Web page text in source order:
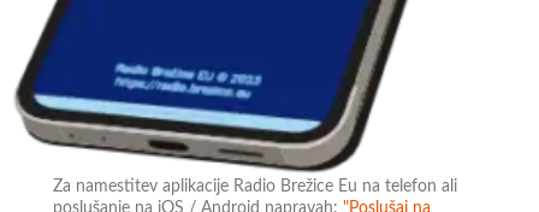
Za namestitev aplikacije Radio Brežice Eu na telefon ali
poslušanje na iOS / Android napravah:"Poslušaj na